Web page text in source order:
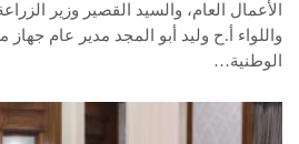
الأعمال العام، والسيد القصير وزير
واللواء أ.ح وليد أبو المجد مدير عام
الوطنية…